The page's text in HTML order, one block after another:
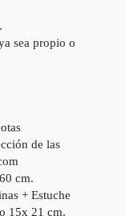
sea propio o
de las
cm.
+ Estuche
15x 21 cm.